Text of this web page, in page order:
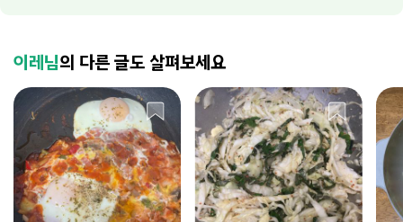
이레님의 다른 글도 살펴보세요